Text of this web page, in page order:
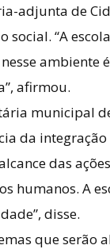
adjunta de
social. “A
ambiente
afirmou.
municipal
da integração
das
humanos. A
disse.
que serão